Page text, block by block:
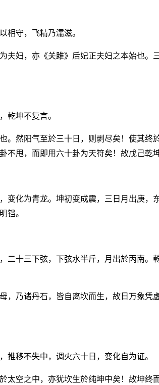
相守，飞精乃濡滋。
夫妇，亦《关雎》后妃正夫妇之本始也
乾坤不复言。
。然阳气至於三十日，则剥尽矣！使其
甩，而即用六十卦为天符矣！故戊己乾
变化为青龙。坤初变成震，三日月出庚
铛。
二十三下弦，下弦水半斤，月出於丙南
，乃诸丹石，皆自离坎而生，故日万象
推移不失中，调火六十日，变化自为证。
太空之中，亦犹坎生於纯坤中矣！故坤